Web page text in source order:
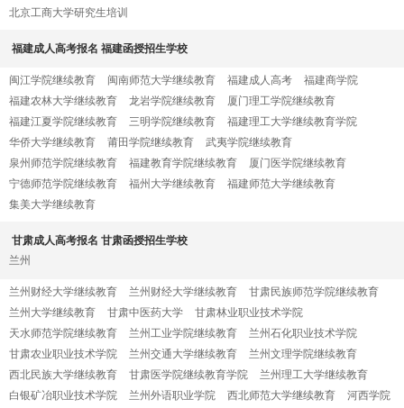
北京工商大学研究生培训
福建成人高考报名 福建函授招生学校
闽江学院继续教育 闽南师范大学继续教育 福建成人高考
福建商学院
福建农林大学继续教育
龙岩学院继续教育
厦门理工学院继续教育
福建江夏学院继续教育
三明学院继续教育
福建理工大学继续教育学院
华侨大学继续教育
莆田学院继续教育
武夷学院继续教育
泉州师范学院继续教育
福建教育学院继续教育
厦门医学院继续教育
宁德师范学院继续教育
福州大学继续教育
福建师范大学继续教育
集美大学继续教育
甘肃成人高考报名 甘肃函授招生学校
兰州
兰州财经大学继续教育 兰州财经大学继续教育
甘肃民族师范学院继续教育
兰州大学继续教育
甘肃中医药大学
甘肃林业职业技术学院
天水师范学院继续教育
兰州工业学院继续教育
兰州石化职业技术学院
甘肃农业职业技术学院
兰州交通大学继续教育
兰州文理学院继续教育
西北民族大学继续教育
甘肃医学院继续教育学院
兰州理工大学继续教育
白银矿冶职业技术学院
兰州外语职业学院 西北师范大学继续教育
河西学院